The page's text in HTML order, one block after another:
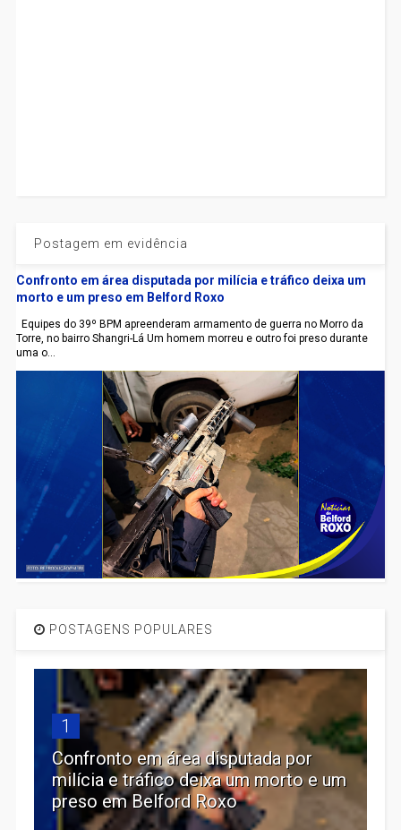
Postagem em evidência
Confronto em área disputada por milícia e tráfico deixa um
morto e um preso em Belford Roxo
Equipes do 39º BPM apreenderam armamento de guerra no Morro da
Torre, no bairro Shangri-Lá Um homem morreu e outro foi preso durante
uma o...
POSTAGENS POPULARES
1
Confronto em área disputada por
milícia e tráfico deixa um morto e um
preso em Belford Roxo